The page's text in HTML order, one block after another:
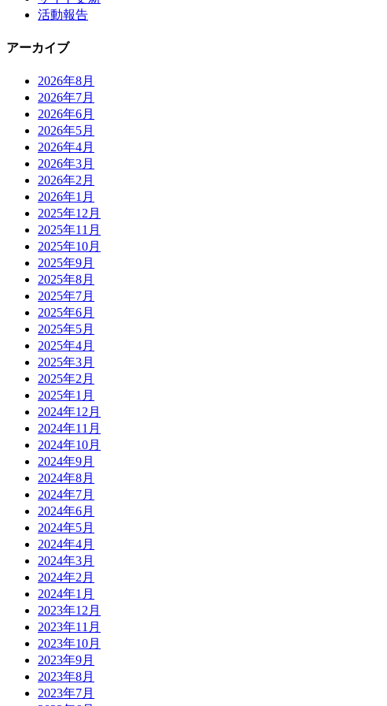
活動報告
アーカイブ
2026年8月
2026年7月
2026年6月
2026年5月
2026年4月
2026年3月
2026年2月
2026年1月
2025年12月
2025年11月
2025年10月
2025年9月
2025年8月
2025年7月
2025年6月
2025年5月
2025年4月
2025年3月
2025年2月
2025年1月
2024年12月
2024年11月
2024年10月
2024年9月
2024年8月
2024年7月
2024年6月
2024年5月
2024年4月
2024年3月
2024年2月
2024年1月
2023年12月
2023年11月
2023年10月
2023年9月
2023年8月
2023年7月